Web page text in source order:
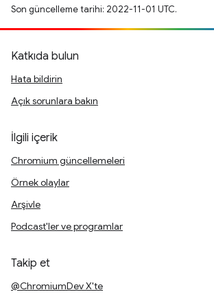
Son güncelleme tarihi: 2022-11-01 UTC.
Katkıda bulun
Hata bildirin
Açık sorunlara bakın
İlgili içerik
Chromium güncellemeleri
Örnek olaylar
Arşivle
Podcast'ler ve programlar
Takip et
@ChromiumDev X'te